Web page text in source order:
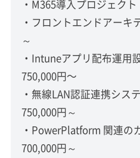
・M365導入プロジェク
・フロントエンドアーキ
～
・Intuneアプリ配布運用
750,000円〜
・無線LAN認証連携シス
750,000円～
・PowerPlatform 関連の
700,000円～